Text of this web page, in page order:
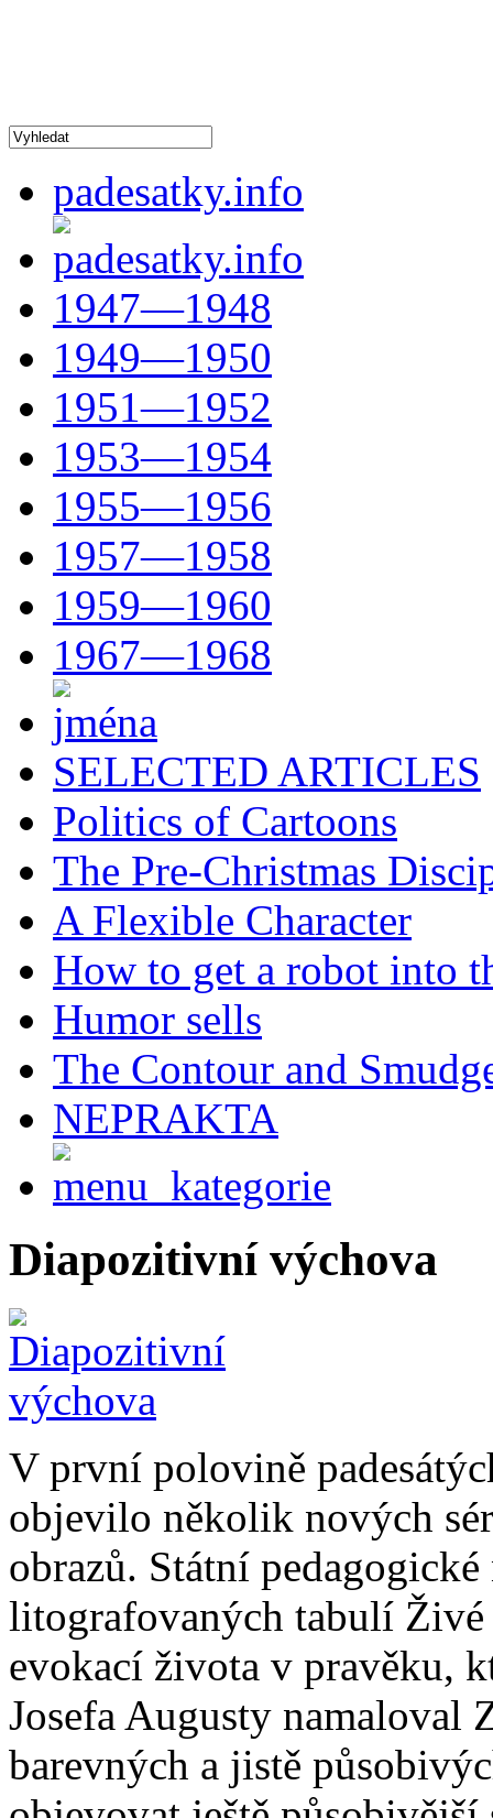
padesatky.info
1947—1948
1949—1950
1951—1952
1953—1954
1955—1956
1957—1958
1959—1960
1967—1968
SELECTED ARTICLES
Politics of Cartoons
The Pre-Christmas
A Flexible Character
How to get a robot into
Humor sells
The Contour and
NEPRAKTA
Diapozitivní výchova
V první polovině
objevilo několik nových
obrazů. Státní
litografovaných tabulí Živé
evokací života v pravěku,
Josefa Augusty namaloval
barevných a jistě